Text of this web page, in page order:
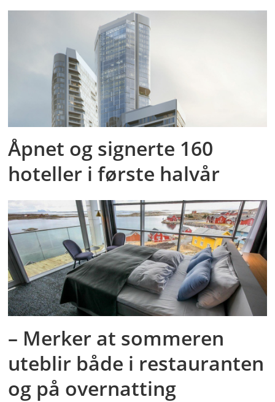
Åpnet og signerte 160
hoteller i første halvår
– Merker at sommeren
uteblir både i restauranten
og på overnatting